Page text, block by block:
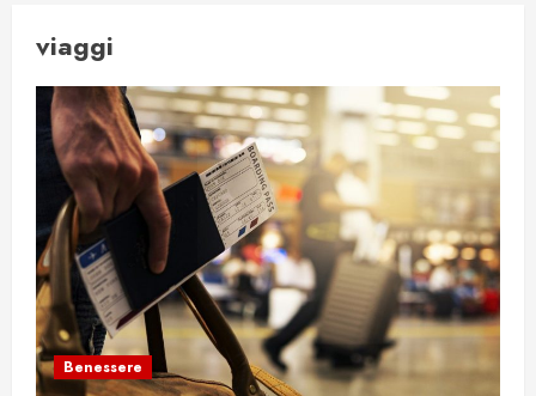
viaggi
Benessere